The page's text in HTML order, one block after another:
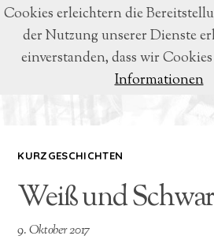
BEATRICE
LYRIK &
KURZGESCHICHTEN
Weiß und
9. Oktober 2017
Cookies erleichtern die
der Nutzung unserer Dienste
einverstanden, dass wir
Informationen